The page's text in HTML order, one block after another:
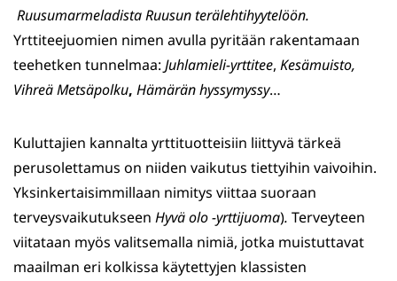
RuusumarmeladistaRuusun terälehtihyytelöön.
Yrttiteejuomien nimen avulla pyritään rakentamaan
teehetken tunnelmaa: Juhlamieli-yrttitee, Kesämuisto,
Vihreä Metsäpolku, Hämärän hyssymyssy…
Kuluttajien kannalta yrttituotteisiin liittyvä tärkeä
perusolettamus on niiden vaikutus tiettyihin vaivoihin.
Yksinkertaisimmillaan nimitys viittaa suoraan
terveysvaikutukseen Hyvä olo -yrttijuoma). Terveyteen
viitataan myös valitsemalla nimiä, jotka muistuttavat
maailman eri kolkissa käytettyjen klassisten